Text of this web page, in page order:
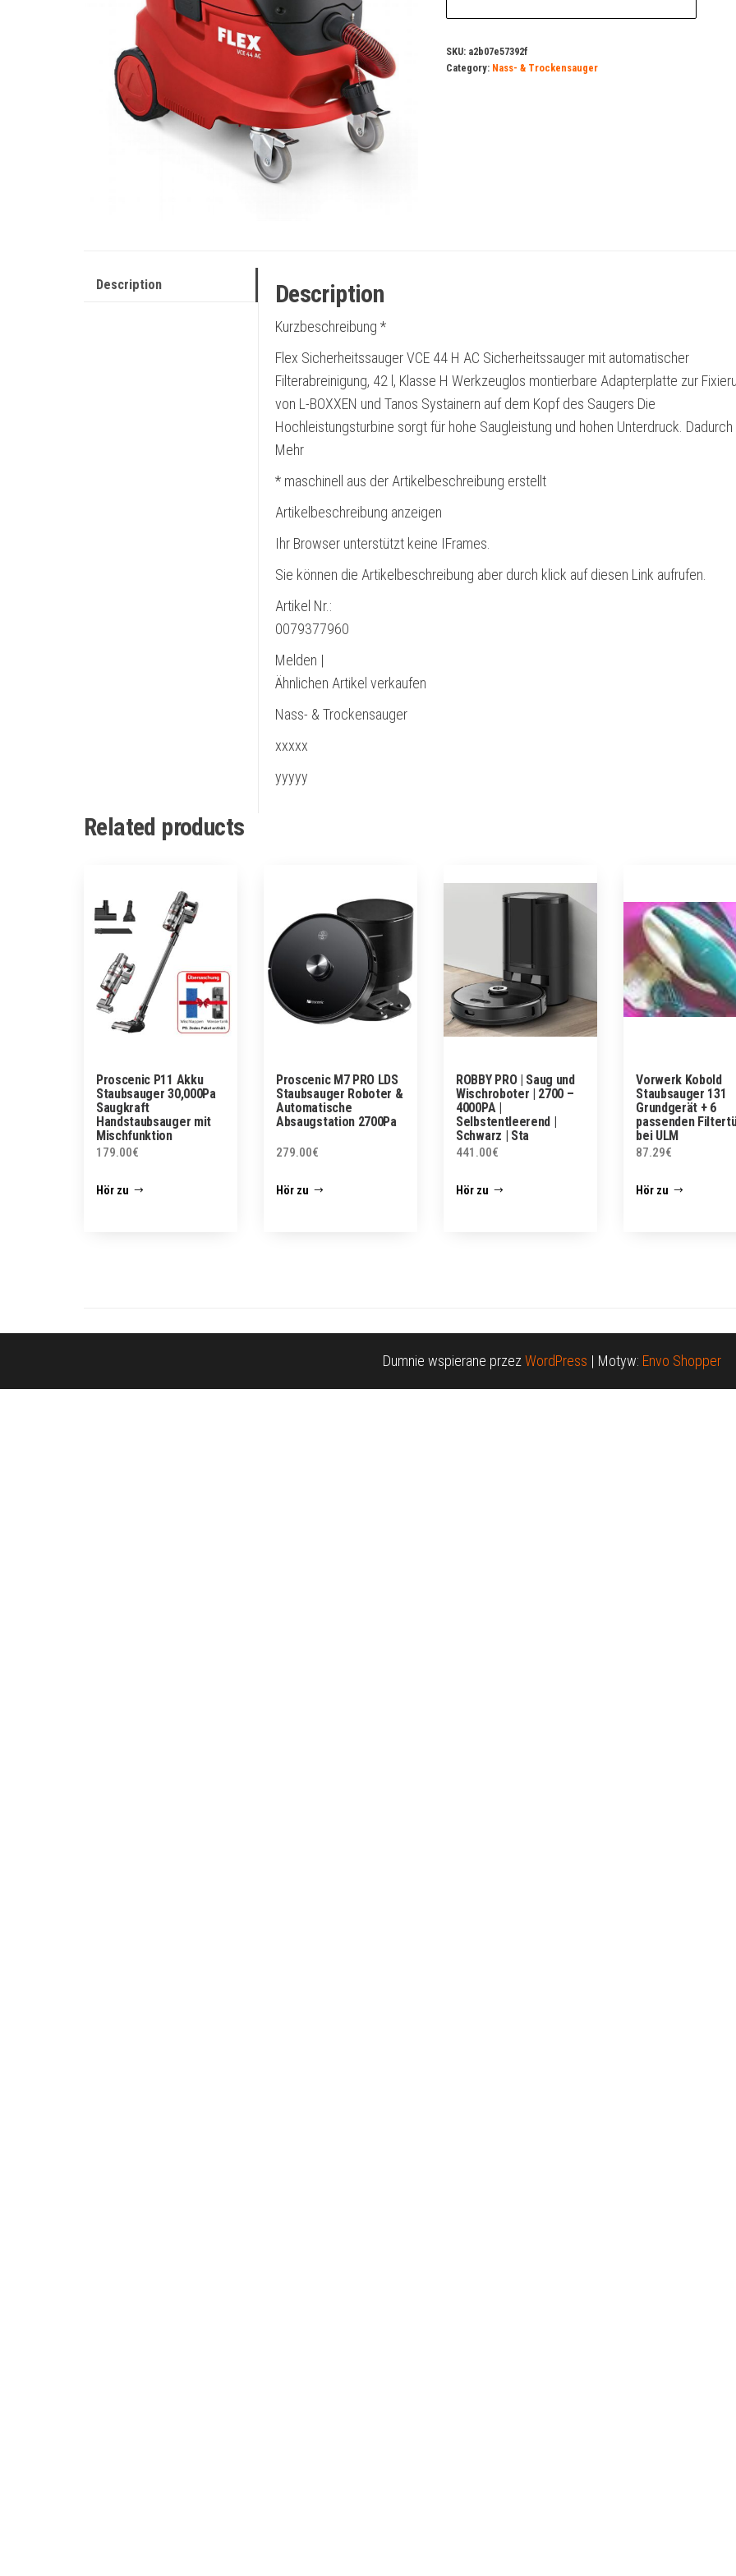
SKU: a2b07e57392f
Category: Nass- & Trockensauger
Description Description
Kurzbeschreibung *
Flex Sicherheitssauger VCE 44 H AC Sicherheitssauger mit automatischer
Filterabreinigung, 42 l, Klasse H Werkzeuglos montierbare Adapterplatte zur
von L-BOXXEN und Tanos Systainern auf dem Kopf des Saugers Die
Hochleistungsturbine sorgt für hohe Saugleistung und hohen Unterdruck.
Mehr
* maschinell aus der Artikelbeschreibung erstellt
Artikelbeschreibung anzeigen
Ihr Browser unterstützt keine IFrames.
Sie können die Artikelbeschreibung aber durch klick auf diesen Link aufrufen.
Artikel Nr.:
0079377960
Melden |
Ähnlichen Artikel verkaufen
Nass- & Trockensauger
xxxxx
yyyyy
Related products
Proscenic P11 Akku
Staubsauger 30,000Pa
Saugkraft
Handstaubsauger mit
Mischfunktion
179.00€
Hör zu
Proscenic M7 PRO LDS
Staubsauger Roboter &
Automatische
Absaugstation 2700Pa
279.00€
Hör zu
ROBBY PRO | Saug und
Wischroboter | 2700 –
4000PA |
Selbstentleerend |
Schwarz | Sta
441.00€
Hör zu
Vorwerk Kobold
Staubsauger 131
Grundgerät + 6
passenden
bei ULM
87.29€
Hör zu
Dumnie wspierane przez WordPress | Motyw: Envo Shopper